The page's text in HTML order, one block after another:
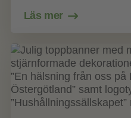
Läs mer